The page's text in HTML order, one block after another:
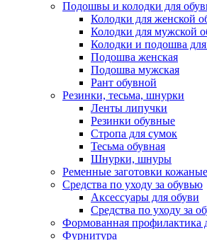
Подошвы и колодки для
Колодки для женской
Колодки для мужской
Колодки и подошва для
Подошва женская
Подошва мужская
Рант обувной
Резинки, тесьма, шнурки
Ленты липучки
Резинки обувные
Стропа для сумок
Тесьма обувная
Шнурки, шнуры
Ременные заготовки кожаные
Средства по уходу за обувью
Аксессуары для обуви
Средства по уходу за
Формованная профилактика
Фурнитура